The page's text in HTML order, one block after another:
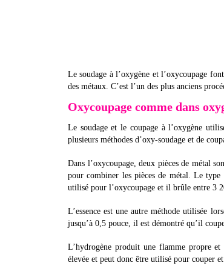
Le soudage à l’oxygène et l’oxycoupage
des métaux. C’est l’un des plus anciens
Oxycoupage comme dans
Le soudage et le coupage à l’oxygène
plusieurs méthodes d’oxy-soudage et de
Dans l’oxycoupage, deux pièces de métal
pour combiner les pièces de métal. Le
utilisé pour l’oxycoupage et il brûle entre 3
L’essence est une autre méthode utilisée
jusqu’à 0,5 pouce, il est démontré qu’il
L’hydrogène produit une flamme propre
élevée et peut donc être utilisé pour couper et